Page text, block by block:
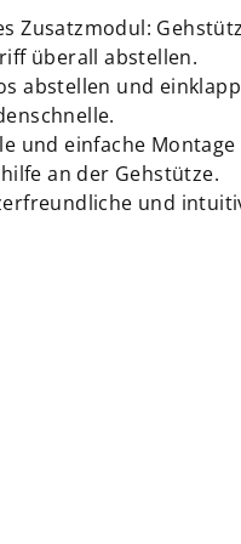
Zusatzmodul:
überall abstellen.
abstellen und
und einfache Montage
an der Gehstütze.
und